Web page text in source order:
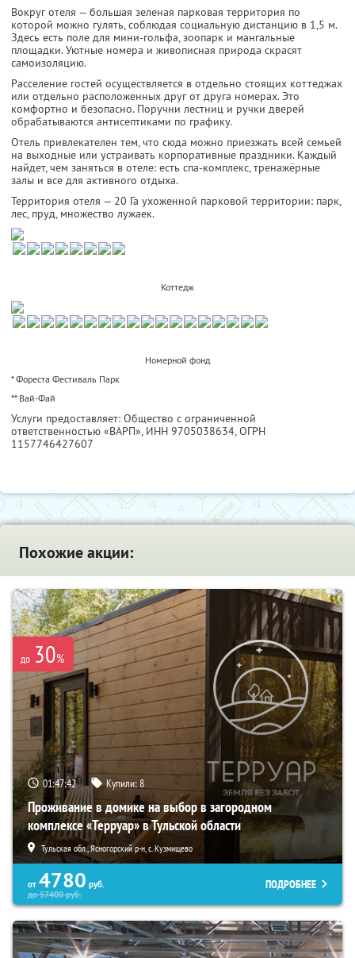
Вокруг отеля — большая зеленая парковая территория по
которой можно гулять, соблюдая социальную дистанцию в 1,5 м.
Здесь есть поле для мини-гольфа, зоопарк и мангальные
площадки. Уютные номера и живописная природа скрасят
самоизоляцию.
Расселение гостей осуществляется в отдельно стоящих коттеджах
или отдельно расположенных друг от друга номерах. Это
комфортно и безопасно. Поручни лестниц и ручки дверей
обрабатываются антисептиками по графику.
Отель привлекателен тем, что сюда можно приезжать всей семьей
на выходные или устраивать корпоративные праздники. Каждый
найдет, чем заняться в отеле: есть спа-комплекс, тренажёрные
залы и все для активного отдыха.
Территория отеля — 20 Га ухоженной парковой территории: парк,
лес, пруд, множество лужаек.
Коттедж
Номерной фонд
* Фореста Фестиваль Парк
** Вай-Фай
Услуги предоставляет: Общество с ограниченной
ответственностью «ВАРП», ИНН 9705038634, ОГРН
1157746427607
Похожие акции:
до 30%
01:47:41 Купили:8
Проживание в домике на выбор в загородном
комплексе «Терруар» в Тульской области
Тульская обл., Ясногорский р-н, с. Кузмищево
от 4780 руб.
до57400руб.
ПОДРОБНЕЕ